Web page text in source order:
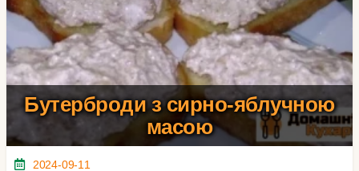
Бутерброди з сирно-яблучною
масою
2024-09-11